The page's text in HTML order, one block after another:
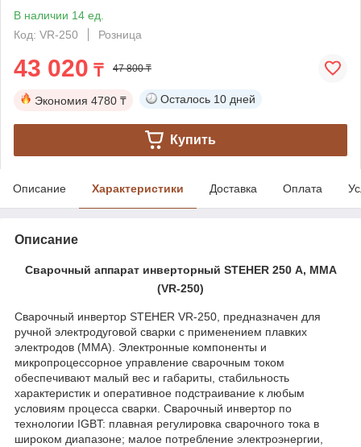
В наличии 14 ед.
Код: VR-250
Розница
43 020 ₸ 47 800 ₸
Экономия 4780 ₸ Осталось 10 дней
Купить
Описание Характеристики Доставка Оплата
Описание
Сварочный аппарат инверторный STEHER 250 А, ММА
(VR-250)
Сварочный инвертор STEHER VR-250, предназначен для
ручной электродуговой сварки с применением плавких
электродов (ММА). Электронные компоненты и
микропроцессорное управление сварочным током
обеспечивают малый вес и габариты, стабильность
характеристик и оперативное подстраивание к любым
условиям процесса сварки. Сварочный инвертор по
технологии IGBT: плавная регулировка сварочного тока в
широком диапазоне; малое потребление электроэнергии,